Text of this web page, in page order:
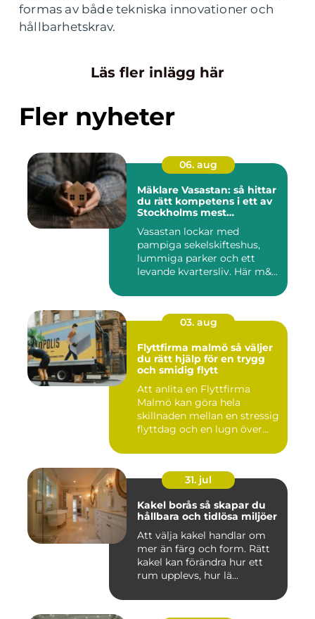
formas av både tekniska innovationer och
hållbarhetskrav.
Läs fler inlägg här
Fler nyheter
06. aug
Mäklare Vasastan: så hittar
du rätt kompetens i ett av
Stockholms mest
Vasastan lockar med
pampiga sekelskifteshus,
lummiga parker och ett
levande kvartersliv. Här m&...
03. aug
Flyttfirma malmö så väljer
du rätt hjälp för en trygg
och smidig flytt
Att anlita en Flyttfirma
Malmö kan göra hela
skillnaden mellan en stressig
flyttdag och en lugn över...
31. jul
Kakel borås så skapar du
hållbara och tidlösa miljöer
Att välja kakel handlar om
mer än färg och form. Rätt
kakel kan förändra hur ett
rum upplevs, hur lä...